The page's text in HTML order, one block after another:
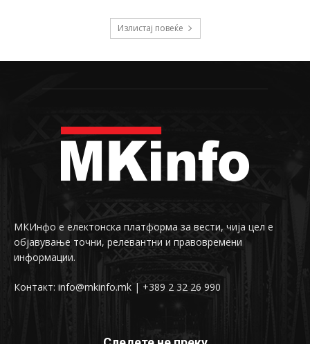
Излистај повеќе
МКИнфо е електонска платформа за вести, чија цел е
објавување точни, релевантни и правовремени
информации.
Контакт: info@mkinfo.mk | +389 2 32 26 990